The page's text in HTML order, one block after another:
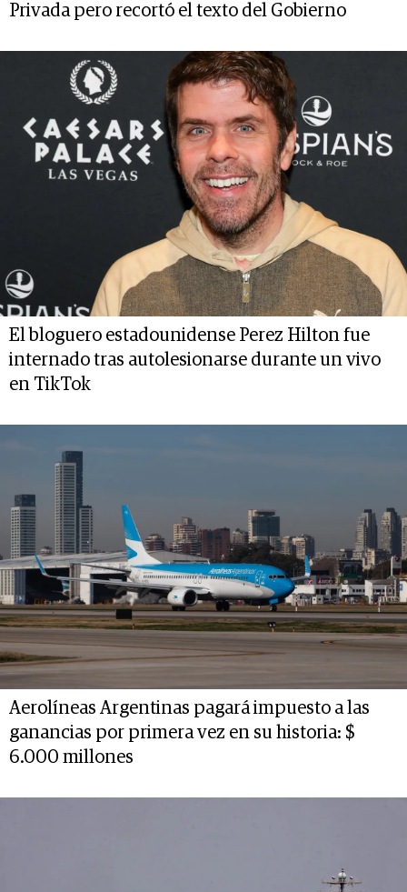
Privada pero recortó el texto del Gobierno
El bloguero estadounidense Perez Hilton fue
internado tras autolesionarse durante un vivo
en TikTok
Aerolíneas Argentinas pagará impuesto a las
ganancias por primera vez en su historia: $
6.000 millones